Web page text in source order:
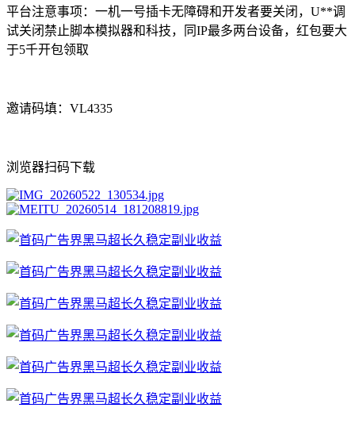
平台注意事项：一机一号插卡无障碍和开发者要关闭，U**调
试关闭禁止脚本模拟器和科技，同IP最多两台设备，红包要大
于5千开包领取
邀请码填：VL4335
浏览器扫码下载